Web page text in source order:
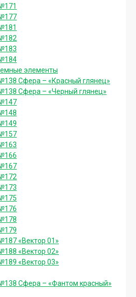
элементы
Сфера – «Красный глянец»
Сфера – «Черный глянец»
«Вектор 01»
«Вектор 02»
«Вектор 03»
Сфера – «Фантом красный»